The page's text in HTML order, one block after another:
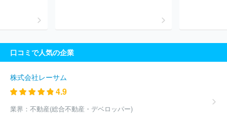
口コミで人気の企業
株式会社レーサム
4.9
業界： 不動産(総合不動産・デベロッパー)